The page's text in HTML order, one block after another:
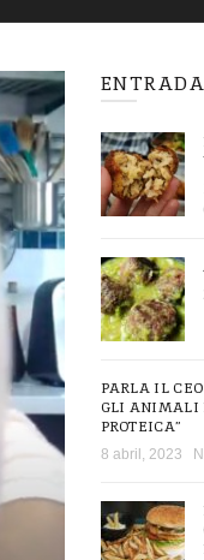
PARLA IL
GLI ANIMALI
PROTEICA”
8 abril, 2023